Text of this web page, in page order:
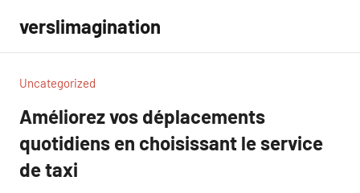
contenu
verslimagination
Uncategorized
Améliorez vos déplacements
quotidiens en choisissant le service
de taxi